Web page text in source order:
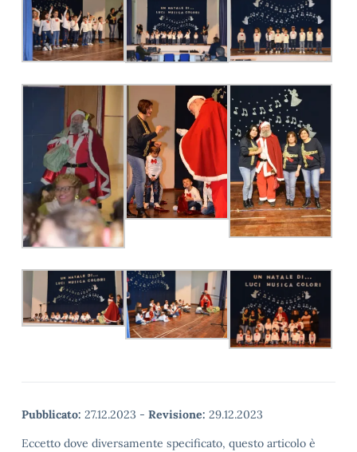
Pubblicato: 27.12.2023 - Revisione: 29.12.2023
Eccetto dove diversamente specificato, questo articolo è